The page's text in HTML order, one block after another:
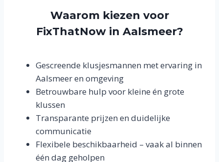
Waarom kiezen voor
FixThatNow in Aalsmeer?
Gescreende klusjesmannen met ervaring in
Aalsmeer en omgeving
Betrouwbare hulp voor kleine én grote
klussen
Transparante prijzen en duidelijke
communicatie
Flexibele beschikbaarheid – vaak al binnen
één dag geholpen